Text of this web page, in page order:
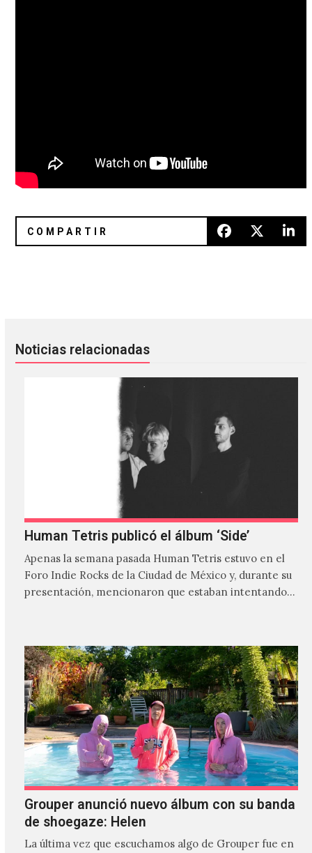
Noticias relacionadas
Human Tetris publicó el álbum ‘Side’
Apenas la semana pasada Human Tetris estuvo en el
Foro Indie Rocks de la Ciudad de México y, durante su
presentación, mencionaron que estaban intentando…
Grouper anunció nuevo álbum con su banda
de shoegaze: Helen
La última vez que escuchamos algo de Grouper fue en